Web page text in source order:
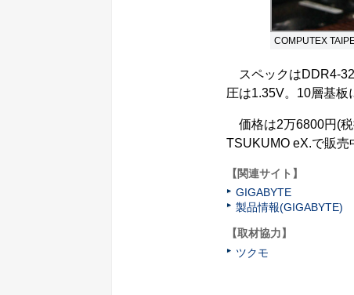
COMPUTEX
スペックはDDR4-
圧は1.35V。10層基板
価格は2万6800円(税
TSUKUMO eX.で販売
【関連サイト】
GIGABYTE
製品情報(GIGABYTE)
【取材協力】
ツクモ